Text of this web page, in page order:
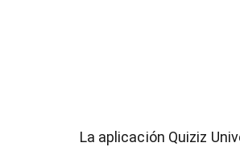
La aplicación Quiziz